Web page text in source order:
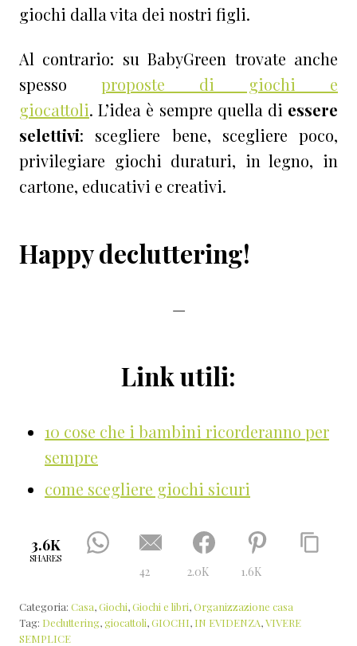
giochi dalla vita dei nostri figli.
Al contrario: su BabyGreen trovate anche
spesso proposte di giochi e
giocattoli. L’idea è sempre quella di essere
selettivi: scegliere bene, scegliere poco,
privilegiare giochi duraturi, in legno, in
cartone, educativi e creativi.
Happy decluttering!
—
Link utili:
10 cose che i bambini ricorderanno per
sempre
come scegliere giochi sicuri
3.6K
SHARES
42 2.0K 1.6K
Categoria: Casa,Giochi,Giochi e libri,Organizzazione casa
Tag: Decluttering,giocattoli,GIOCHI, IN EVIDENZA,VIVERE
SEMPLICE